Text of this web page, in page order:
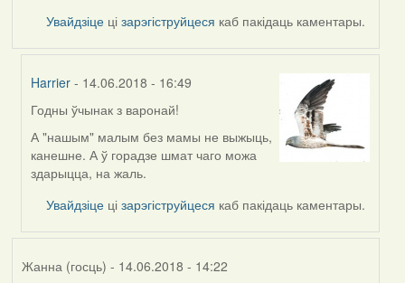
Увайдзіце цізарэгіструйцеся каб пакідаць каментары.
Harrier - 14.06.2018 - 16:49
In
reply
to
by
(госць)
Годны ўчынак з варонай!
А "нашым" малым без мамы не выжыць,
канешне. А ў горадзе шмат чаго можа
здарыцца, на жаль.
Увайдзіце цізарэгіструйцеся каб пакідаць каментары.
Жанна (госць) - 14.06.2018 - 14:22